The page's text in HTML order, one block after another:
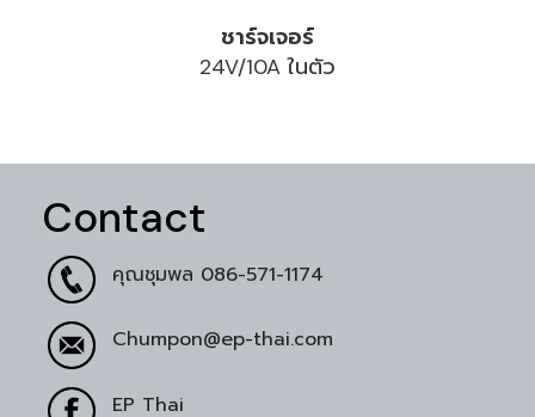
ชาร์จเจอร์
24V/10A ในตัว
Contact
คุณชุมพล 086-571-1174
Chumpon@ep-thai.com
EP Thai